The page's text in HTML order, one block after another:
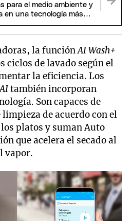
para el medio ambiente y
en una tecnología más
la funciónAI Wash+
de lavado según el
la eficiencia. Los
también incorporan
Son capaces de
de acuerdo con el
platos y suman Auto
que acelera el secado al
vapor.